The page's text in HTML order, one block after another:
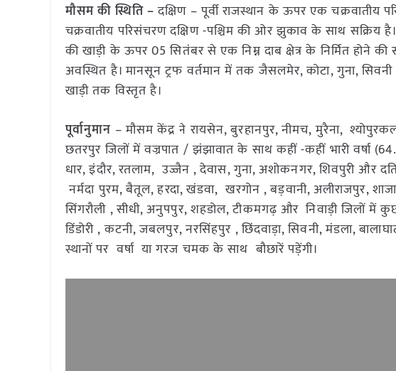
मौसम की स्थिति –दक्षिण – पूर्वी राजस्थान के ऊपर एक
चक्रवातीय परिसंचरण दक्षिण -पश्चिम की ओर झुकाव के साथ सक्रिय
की खाड़ी के ऊपर 05 सितंबर से एक निम्न दाब क्षेत्र के निर्मित होने
अवस्थित है। मानसून ट्रफ वर्तमान में तक जैसलमेर, कोटा, गुना,
खाड़ी तक विस्तृत है।
पूर्वानुमान – मौसम केंद्र ने रायसेन, बुरहानपुर, नीमच, मुरैना,
छतरपुर जिलों में वज्रपात / झंझावात के साथ कहीं -कहीं भारी वर्षा
धार, इंदौर, रतलाम, उज्जैन , देवास, गुना, अशोकनगर, शिवपुरी और
नर्मदा पुरम, बैतूल, हरदा, खंडवा, खरगोन , बड़वानी, अलीराजपुर,
सिंगरौली , सीधी, अनुपपुर, शहडोल, टीकमगढ़ और निवाड़ी जिलों में
डिंडोरी , कटनी, जबलपुर, नरसिंहपुर , छिंदवाड़ा, सिवनी, मंडला,
स्थानों पर वर्षा या गरज चमक के साथ बौछारें पड़ेंगी।